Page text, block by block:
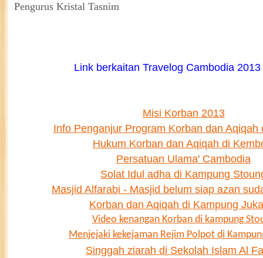
Pengurus Kristal Tasnim
Link berkaitan Travelog Cambodia
Misi Korban 2013
Info Penganjur Program Korban dan Aqiqah
Hukum Korban dan Aqiqah di
Persatuan Ulama' Cambodia
Solat Idul adha di Kampung
Masjid Alfarabi - Masjid belum siap azan
Korban dan Aqiqah di Kampung
Video kenangan Korban di kampung
Menjejaki kekejaman Rejim Polpot di
Singgah ziarah di Sekolah Islam Al